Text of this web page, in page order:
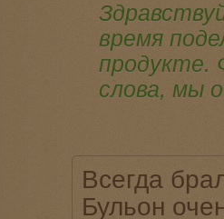
время
продукте.
слова, мы
Всегда
Бульон